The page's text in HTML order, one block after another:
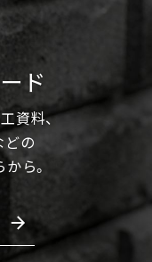
ド
資料、
どの
ら。